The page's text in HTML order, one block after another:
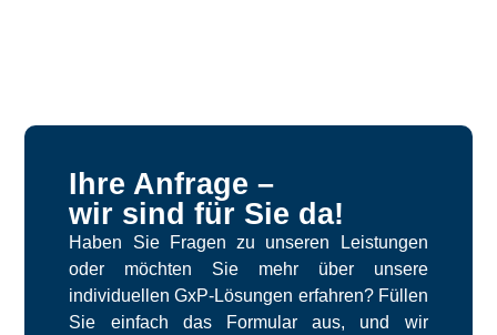
Ihre Anfrage –
wir sind für Sie da!
Haben Sie Fragen zu unseren Leistungen
oder möchten Sie mehr über unsere
individuellen GxP-Lösungen erfahren? Füllen
Sie einfach das Formular aus, und wir